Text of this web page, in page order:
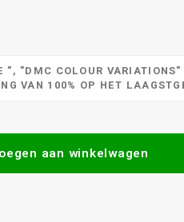
"DMC COLOUR
VAN 100% OP HET
aan winkelwagen